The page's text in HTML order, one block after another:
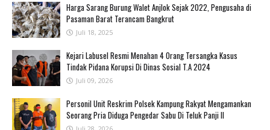
Harga Sarang Burung Walet Anjlok Sejak 2022, Pengusaha di
Pasaman Barat Terancam Bangkrut
Juli 18, 2025
‎Kejari Labusel Resmi Menahan 4 Orang Tersangka Kasus
Tindak Pidana Korupsi Di Dinas Sosial T.A 2024
Juli 09, 2026
Personil Unit Reskrim Polsek Kampung Rakyat Mengamankan
Seorang Pria Diduga Pengedar Sabu Di Teluk Panji II